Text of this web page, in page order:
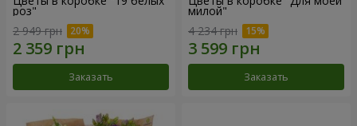
роз"
2 949 грн
Заказать
милой"
4 234 грн
Заказать